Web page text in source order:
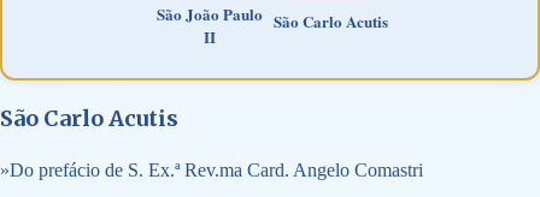
São João Paulo
II
São Carlo Acutis
São Carlo Acutis
»Do prefácio de S. Ex.ª Rev.ma Card. Angelo Comastri